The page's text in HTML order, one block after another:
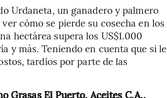
Urdaneta, un ganadero y palmero
cómo se pierde su cosecha en los
hectárea supera los US$1.000
y más. Teniendo en cuenta que si le
tardíos por parte de las
Grasas El Puerto, Aceites C.A.,